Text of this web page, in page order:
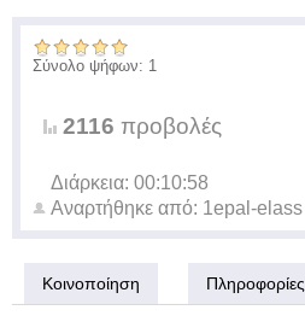
Σύνολο ψήφων: 1
2116 προβολές
Διάρκεια: 00:10:58
Αναρτήθηκε από: 1epal-elass
Κοινοποίηση Πληροφορίες